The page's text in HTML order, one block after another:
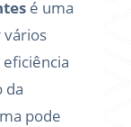
é uma
vários
da
pode